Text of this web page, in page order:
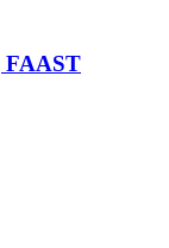
FAAST